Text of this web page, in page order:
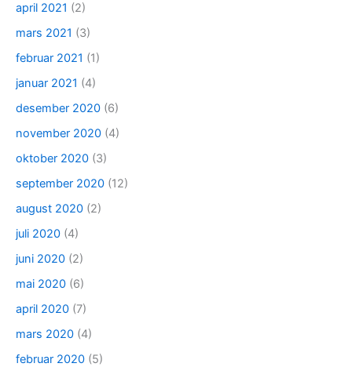
april 2021 (2)
mars 2021 (3)
februar 2021 (1)
januar 2021 (4)
desember 2020 (6)
november 2020 (4)
oktober 2020 (3)
september 2020 (12)
august 2020 (2)
juli 2020 (4)
juni 2020 (2)
mai 2020 (6)
april 2020 (7)
mars 2020 (4)
februar 2020 (5)